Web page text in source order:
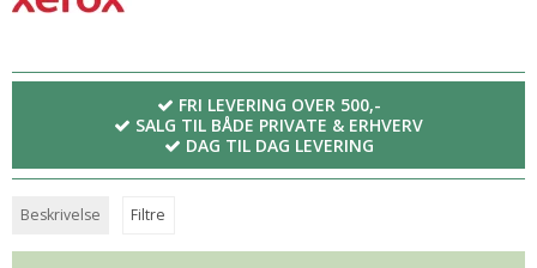
FRI LEVERING OVER 500,-
SALG TIL BÅDE PRIVATE & ERHVERV
DAG TIL DAG LEVERING
Beskrivelse Filtre